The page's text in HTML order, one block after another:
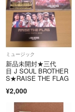
ミュージック
新品未開封★三代
目 J SOUL BROTHER
S★RAISE THE FLAG
¥2,000